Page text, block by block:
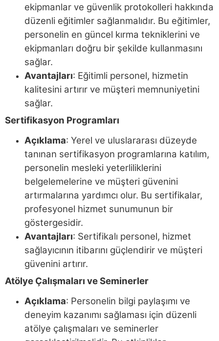
ekipmanlar ve güvenlik protokolleri hakkında
düzenli eğitimler sağlanmalıdır. Bu eğitimler,
personelin en güncel kırma tekniklerini ve
ekipmanları doğru bir şekilde kullanmasını
sağlar.
Avantajları: Eğitimli personel, hizmetin
kalitesini artırır ve müşteri memnuniyetini
sağlar.
Sertifikasyon Programları
Açıklama: Yerel ve uluslararası düzeyde
tanınan sertifikasyon programlarına katılım,
personelin mesleki yeterliliklerini
belgelemelerine ve müşteri güvenini
artırmalarına yardımcı olur. Bu sertifikalar,
profesyonel hizmet sunumunun bir
göstergesidir.
Avantajları: Sertifikalı personel, hizmet
sağlayıcının itibarını güçlendirir ve müşteri
güvenini artırır.
Atölye Çalışmaları ve Seminerler
Açıklama: Personelin bilgi paylaşımı ve
deneyim kazanımı sağlaması için düzenli
atölye çalışmaları ve seminerler